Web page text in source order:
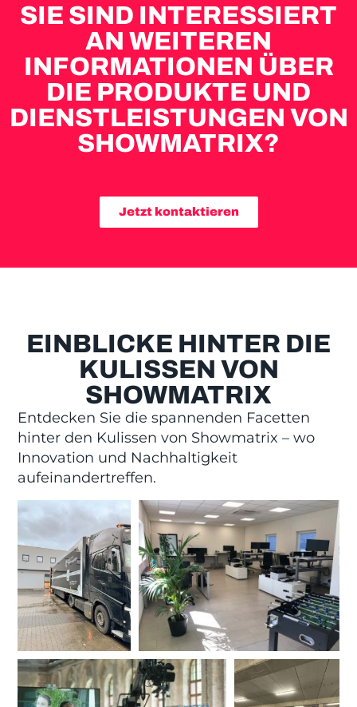
SIE SIND INTERESSIERT
AN WEITEREN
INFORMATIONEN ÜBER
DIE PRODUKTE UND
DIENSTLEISTUNGEN VON
SHOWMATRIX?
Jetzt kontaktieren
EINBLICKE HINTER DIE
KULISSEN VON
SHOWMATRIX
Entdecken Sie die spannenden Facetten
hinter den Kulissen von Showmatrix – wo
Innovation und Nachhaltigkeit
aufeinandertreffen.